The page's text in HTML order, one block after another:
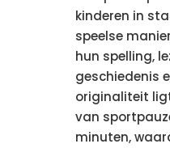
kinderen in
speelse
hun spelling,
geschiedenis
originaliteit
van
minuten,